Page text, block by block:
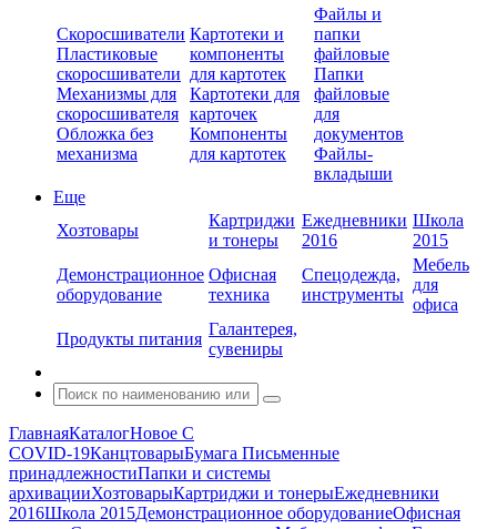
Скоросшиватели
Пластиковые
скоросшиватели
Механизмы для
скоросшивателя
Обложка без
механизма
Картотеки и
компоненты
для картотек
Картотеки для
карточек
Компоненты
для картотек
Файлы и
папки
файловые
Папки
файловые
для
документов
Файлы-
вкладыши
Еще
Хозтовары
Картриджи
и тонеры
Ежедневники
2016
Школа
2015
Демонстрационное
оборудование
Офисная
техника
Спецодежда,
инструменты
Мебель
для
офиса
Продукты питания
Галантерея,
сувениры
ГлавнаяКаталогНовое С
COVID-19КанцтоварыБумага Письменные
принадлежностиПапки и системы
архивацииХозтоварыКартриджи и тонерыЕжедневники
2016Школа 2015Демонстрационное оборудованиеОфисная